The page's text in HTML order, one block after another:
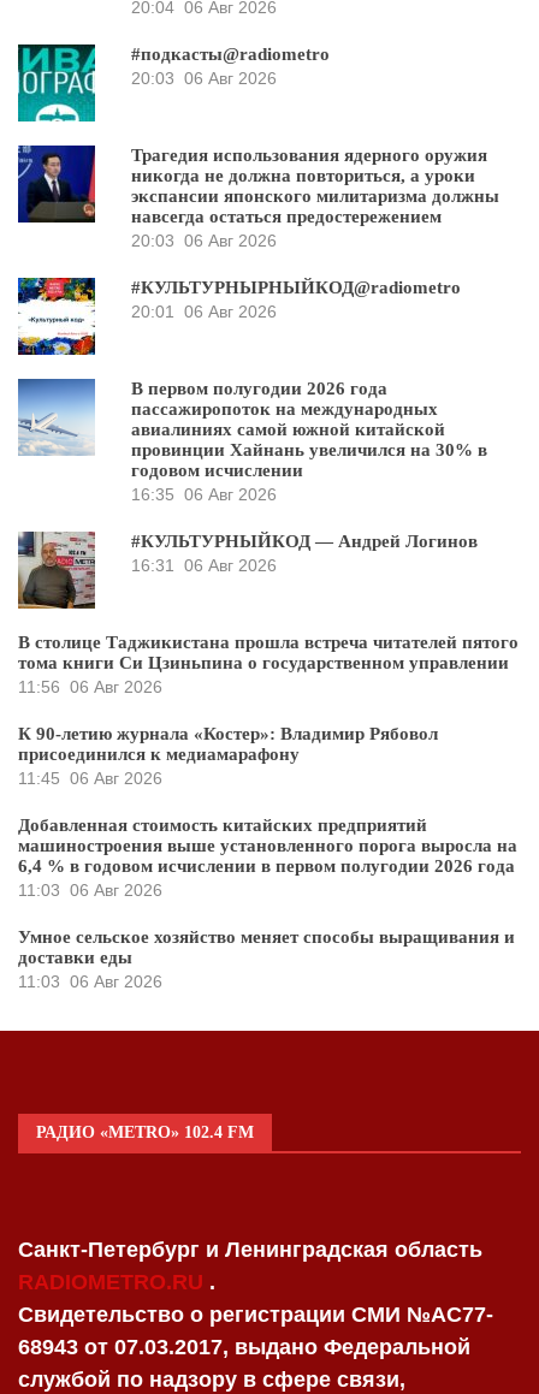
20:04 06 Авг 2026
#подкасты@radiometro
20:03 06 Авг 2026
Трагедия использования ядерного оружия
никогда не должна повториться, а уроки
экспансии японского милитаризма должны
навсегда остаться предостережением
20:03 06 Авг 2026
#КУЛЬТУРНЫРНЫЙКОД@radiometro
20:01
06 Авг 2026
В первом полугодии 2026 года
пассажиропоток на международных
авиалиниях самой южной китайской
провинции Хайнань увеличился на 30% в
годовом исчислении
16:35 06 Авг 2026
#КУЛЬТУРНЫЙКОД — Андрей Логинов
16:31
06 Авг 2026
В столице Таджикистана прошла встреча читателей пятого
тома книги Си Цзиньпина о государственном управлении
11:56 06 Авг 2026
К 90-летию журнала «Костер»: Владимир Рябовол
присоединился к медиамарафону
11:45 06 Авг 2026
Добавленная стоимость китайских предприятий
машиностроения выше установленного порога выросла на
6,4 % в годовом исчислении в первом полугодии 2026 года
11:03 06 Авг 2026
Умное сельское хозяйство меняет способы выращивания и
доставки еды
11:03 06 Авг 2026
РАДИО «METRO» 102.4 FM
Санкт-Петербург и Ленинградская область
RADIOMETRO.RU .
Свидетельство о регистрации СМИ №AC77-
68943 от 07.03.2017, выдано Федеральной
службой по надзору в сфере связи,